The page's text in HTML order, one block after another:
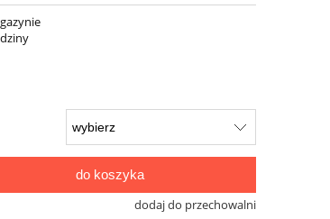
do koszyka
dodaj do przechowalni